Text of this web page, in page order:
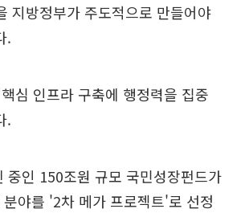
지방정부가 주도적으로 만들어야
.
심 인프라 구축에 행정력을 집중
.
중인 150조원 규모 국민성장펀드가
야를 '2차 메가 프로젝트'로 선정